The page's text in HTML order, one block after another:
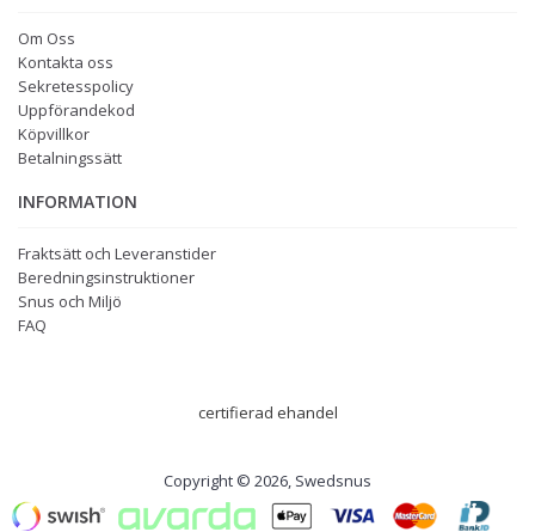
Om Oss
Kontakta oss
Sekretesspolicy
Uppförandekod
Köpvillkor
Betalningssätt
INFORMATION
Fraktsätt och Leveranstider
Beredningsinstruktioner
Snus och Miljö
FAQ
certifierad ehandel
Copyright © 2026, Swedsnus